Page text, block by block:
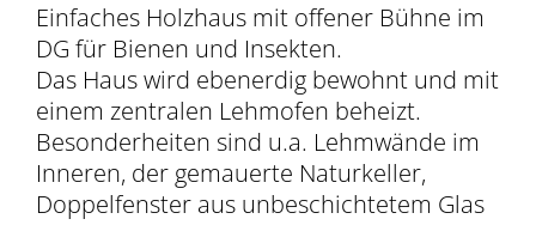
Einfaches Holzhaus mit offener Bühne im
DG für Bienen und Insekten.
Das Haus wird ebenerdig bewohnt und mit
einem zentralen Lehmofen beheizt.
Besonderheiten sind u.a. Lehmwände im
Inneren, der gemauerte Naturkeller,
Doppelfenster aus unbeschichtetem Glas